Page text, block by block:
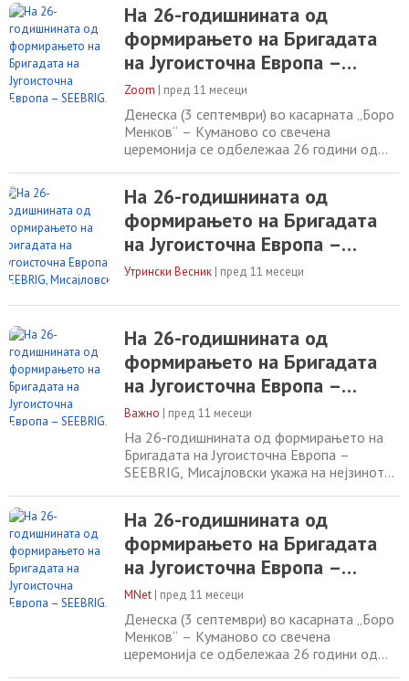
соработка меѓу министерствата за
одбрана на Југоисточна Европа (SEDM) –
две клучни иницијативи кои го
зацврстуваат регионалниот одбранбен
дијалог и безбедносната соработка
На 26-годишнината од
формирањето на Бригадата
на Југоисточна Европа –
SEEBRIG, Мисајловски укажа
на нејзиното значење за
регионалната безбедност
Zoom | пред 11 месеци
Денеска (3 септември) во касарната „Боро
Менков“ – Куманово со свечена
церемонија се одбележаа 26 години од
соработка меѓу министерствата за
одбрана на Југоисточна Европа (SEDM) –
две клучни иницијативи кои го
зацврстуваат регионалниот одбранбен
дијалог и безбедносната соработка
На 26-годишнината од
формирањето на Бригадата
на Југоисточна Европа –
SEEBRIG, Мисајловски укажа
регионалната безбедност
Утрински Весник | пред 11 месеци
На 26-годишнината од
формирањето на Бригадата
на Југоисточна Европа –
SEEBRIG, Мисајловски укажа
на нејзиното значење за
регионалната безбедност
Важно | пред 11 месеци
На 26-годишнината од формирањето на
Бригадата на Југоисточна Европа –
SEEBRIG, Мисајловски укажа на нејзиното
касарната „Боро Менков“ – Куманово со
свечена церемонија се одбележаа 26
години од формирањето на
мултинационалната бригада SEEBRIG како
дел од Процесот на соработка меѓу
На 26-годишнината од
формирањето на Бригадата
на Југоисточна Европа –
SEEBRIG, Мисајловски укажа
на нејзиното значење за
регионалната безбедност
MNet | пред 11 месеци
Денеска (3 септември) во касарната „Боро
Менков“ – Куманово со свечена
церемонија се одбележаа 26 години од